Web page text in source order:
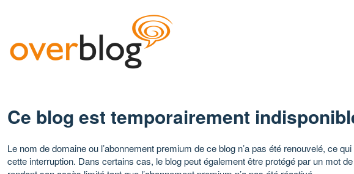
Ce blog est temporairement
Le nom de domaine ou l’abonnement premium de ce blog n’a pas été renouvelé, ce
cette interruption. Dans certains cas, le blog peut également être protégé par un mot